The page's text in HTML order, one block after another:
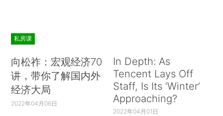
私房课
向松祚：宏观经济70
讲，带你了解国内外
经济大局
2022年04月06日
In Depth: As
Tencent Lays Off
Staff, Is Its ‘Winter’
Approaching?
2022年04月01日